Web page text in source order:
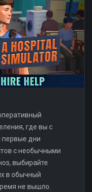
где вы с
первые дни
с необычными
выбирайте
в обычный
не вышло.